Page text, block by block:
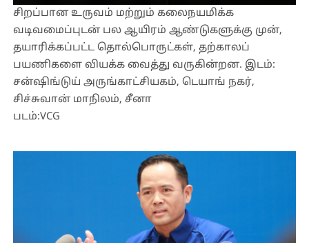
சிறப்பான உருவம் மற்றும் கலைநயமிக்க
வடிவமைப்புடன் பல ஆயிரம் ஆண்டுகளுக்கு முன்,
தயாரிக்கப்பட்ட தொல்பொருட்கள், தற்காலப்
பயணிகளை வியக்க வைத்து வருகின்றன. இடம்:
சன்ஷிங்டுய் அருங்காட்சியகம், டெயாங் நகர்,
சிச்சுவான் மாநிலம், சீனா
படம்:VCG